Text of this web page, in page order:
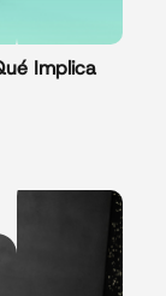
Implica